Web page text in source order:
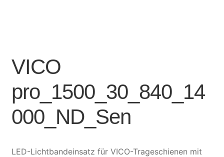
VICO
pro_1500_30_840_14
000_ND_Sen
LED-Lichtbandeinsatz für VICO-Trageschienen mit